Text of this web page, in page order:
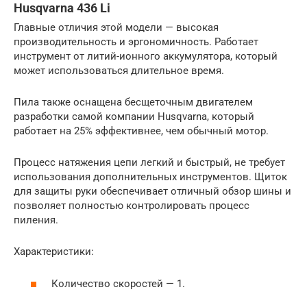
Husqvarna 436 Li
Главные отличия этой модели — высокая
производительность и эргономичность. Работает
инструмент от литий-ионного аккумулятора, который
может использоваться длительное время.
Пила также оснащена бесщеточным двигателем
разработки самой компании Husqvarna, который
работает на 25% эффективнее, чем обычный мотор.
Процесс натяжения цепи легкий и быстрый, не требует
использования дополнительных инструментов. Щиток
для защиты руки обеспечивает отличный обзор шины и
позволяет полностью контролировать процесс
пиления.
Характеристики:
Количество скоростей — 1.